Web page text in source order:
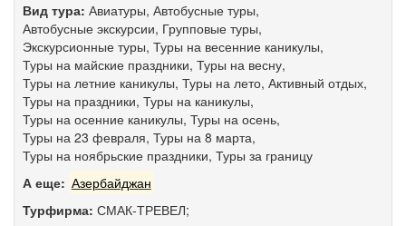
Вид тура: Авиатуры, Автобусные туры,
Автобусные экскурсии, Групповые туры,
Экскурсионные туры, Туры на весенние каникулы,
Туры на майские праздники, Туры на весну,
Туры на летние каникулы, Туры на лето, Активный отдых,
Туры на праздники, Туры на каникулы,
Туры на осенние каникулы, Туры на осень,
Туры на 23 февраля, Туры на 8 марта,
Туры на ноябрьские праздники, Туры за границу
А еще: Азербайджан
Турфирма: СМАК-ТРЕВЕЛ;